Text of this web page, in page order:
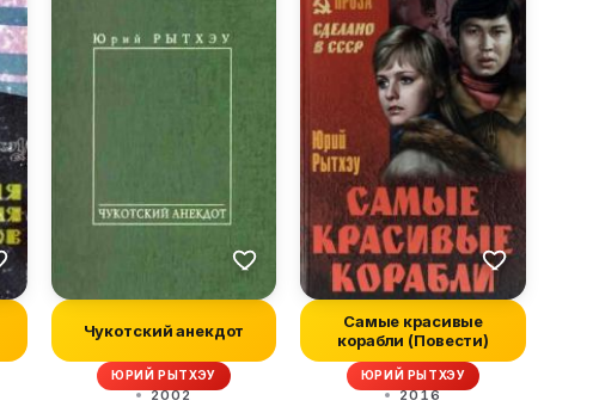
Чукотский анекдот
ЮРИЙ РЫТХЭУ
2002
Самые красивые
корабли (Повести)
ЮРИЙ РЫТХЭУ
2016